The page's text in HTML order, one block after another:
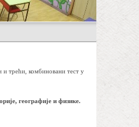
и трећи, комбиновани тест у
географије и физике.